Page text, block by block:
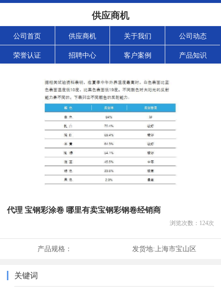
供应商机
公司首页 供应商机 关于我们 公司动态
荣誉认证 招聘中心 客户案例 产品知识
代理 宝钢彩涂卷 哪里有卖宝钢彩钢卷经销商
浏览次数： 124次
产品规格： 发货地: 上海市宝山区
关键词